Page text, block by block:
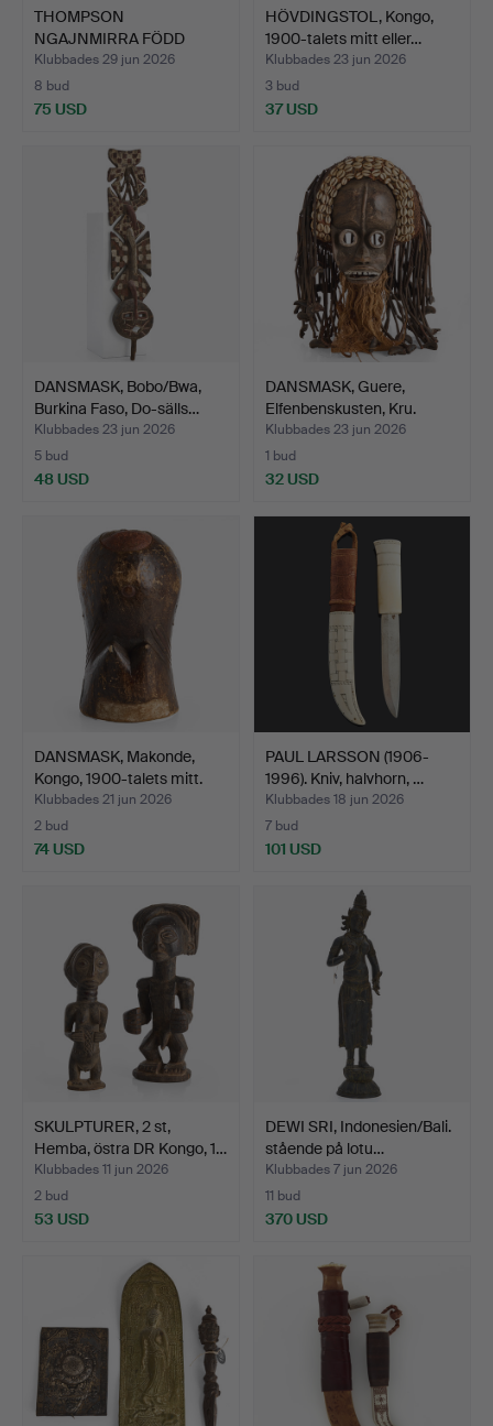
THOMPSON
NGAJNMIRRA FÖDD
AUSTRALIEN 1954).…
Klubbades 29 jun 2026
8 bud
75 USD
HÖVDINGSTOL, Kongo,
1900-talets mitt eller…
Klubbades 23 jun 2026
3 bud
37 USD
DANSMASK, Bobo/Bwa,
Burkina Faso, Do-sälls…
Klubbades 23 jun 2026
5 bud
48 USD
DANSMASK, Guere,
Elfenbenskusten, Kru.
Klubbades 23 jun 2026
1 bud
32 USD
DANSMASK, Makonde,
Kongo, 1900-talets mitt.
Klubbades 21 jun 2026
2 bud
74 USD
PAUL LARSSON (1906-
1996). Kniv, halvhorn, …
Klubbades 18 jun 2026
7 bud
101 USD
SKULPTURER, 2 st,
Hemba, östra DR Kongo, 1…
Klubbades 11 jun 2026
2 bud
53 USD
DEWI SRI, Indonesien/Bali.
stående på lotu…
Klubbades 7 jun 2026
11 bud
370 USD